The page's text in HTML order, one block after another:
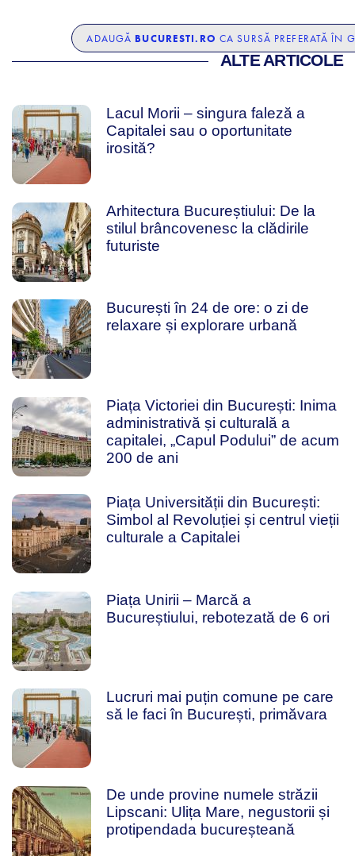
ADAUGĂ BUCURESTI.RO CA SURSĂ PREFERATĂ ÎN
ALTE ARTICOLE
Lacul Morii – singura faleză a
Capitalei sau o oportunitate
irosită?
Arhitectura Bucureștiului: De la
stilul brâncovenesc la clădirile
futuriste
București în 24 de ore: o zi de
relaxare și explorare urbană
Piața Victoriei din București: Inima
administrativă și culturală a
capitalei, „Capul Podului” de acum
200 de ani
Piața Universității din București:
Simbol al Revoluției și centrul vieții
culturale a Capitalei
Piața Unirii – Marcă a
Bucureștiului, rebotezată de 6 ori
Lucruri mai puțin comune pe care
să le faci în București, primăvara
De unde provine numele străzii
Lipscani: Ulița Mare, negustorii și
protipendada bucureșteană